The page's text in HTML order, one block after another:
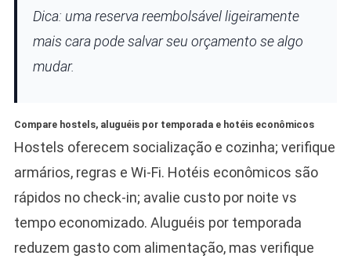
Dica: uma reserva reembolsável ligeiramente
mais cara pode salvar seu orçamento se algo
mudar.
Compare hostels, aluguéis por temporada e hotéis econômicos
Hostels oferecem socialização e cozinha; verifique
armários, regras e Wi‑Fi. Hotéis econômicos são
rápidos no check‑in; avalie custo por noite vs
tempo economizado. Aluguéis por temporada
reduzem gasto com alimentação, mas verifique